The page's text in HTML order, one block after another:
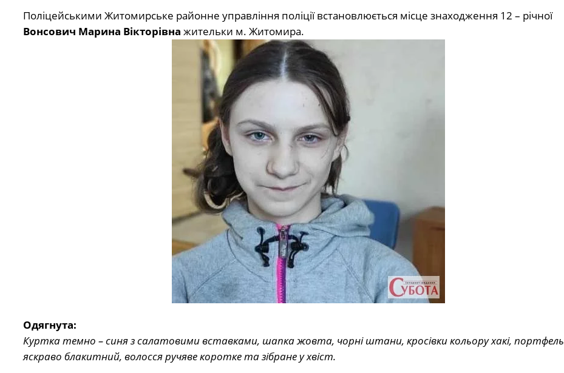
Поліцейськими Житомирське районне управління поліції встановлюється місце знаходження 12 – річної
Вонсович Марина Вікторівна жительки м. Житомира.
Одягнута:
Куртка темно – синя з салатовими вставками, шапка жовта, чорні штани, кросівки кольору хакі, портфель
яскраво блакитний, волосся ручяве коротке та зібране у хвіст.